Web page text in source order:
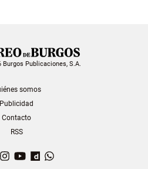
Publicaciones, S.A.
somos
Publicidad
Contacto
RSS
TwitterInstagram
YouTubeDailymotion